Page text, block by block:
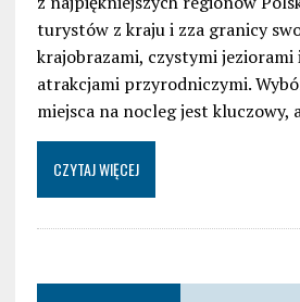
turystów z kraju i zza granicy
krajobrazami, czystymi
atrakcjami przyrodniczymi.
miejsca na nocleg jest kluczowy,
CZYTAJ WIĘCEJ